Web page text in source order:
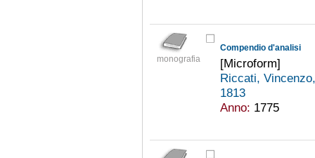
monografia
Compendio d'analisi
[Microform]
Riccati,
1813
Anno: 1775